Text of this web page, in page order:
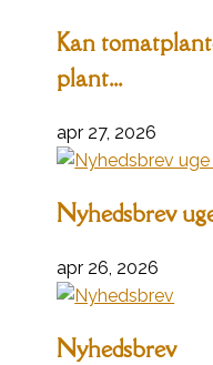
Kan
plant...
apr 27, 2026
Nyhedsbrev
apr 26, 2026
Nyhedsbrev